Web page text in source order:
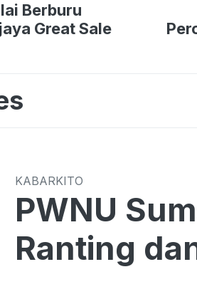
Berburu
Great Sale
KABARKITO
PWNU
Ranting